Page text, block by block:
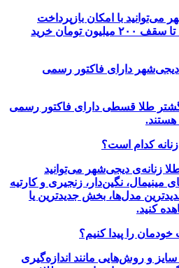
می‌توانید با امکان بازپرداخت
۶۰ماهه و بدون پیش‌پرداخت، تا سقف ۲۰۰ میلیون تومان خرید
دارای فاکتور رسمی
طلا قسطی دارای فاکتور رسمی
کدام است؟
زنانه‌ی دیجی‌شهر می‌توانید
نگین‌دار، زنجیری و کارتیه
مدل‌ها، بخش جدیدترین یا
کنید.
را پیدا کنیم؟
سایز و روش‌هایی مانند اندازه‌گیری